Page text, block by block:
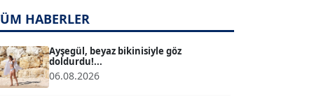
T TUĞÇE TUĞSAVUL BAYSOY
HABERLER
Ayşegül, beyaz bikinisiyle göz
doldurdu!...
06.08.2026